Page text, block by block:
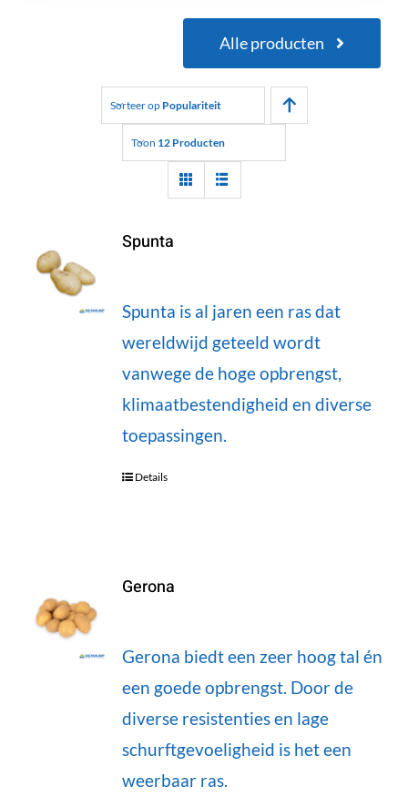
Alle producten
Sorteer op Populariteit
Toon 12 Producten
Spunta
Spunta is al jaren een ras dat
wereldwijd geteeld wordt
vanwege de hoge opbrengst,
klimaatbestendigheid en diverse
toepassingen.
Details
Gerona
Gerona biedt een zeer hoog tal én
een goede opbrengst. Door de
diverse resistenties en lage
schurftgevoeligheid is het een
weerbaar ras.